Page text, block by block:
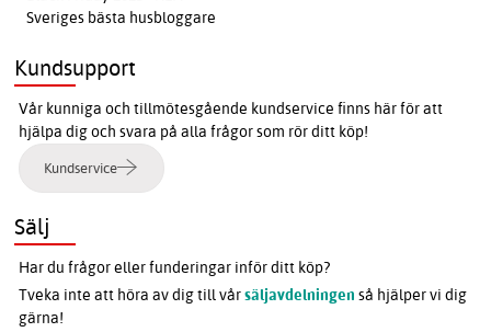
Sveriges bästa husbloggare
Kundsupport
Vår kunniga och tillmötesgående kundservice finns här för att
hjälpa dig och svara på alla frågor som rör ditt köp!
Kundservice
Sälj
Har du frågor eller funderingar inför ditt köp?
Tveka inte att höra av dig till vårsäljavdelningen så hjälper vi dig
gärna!